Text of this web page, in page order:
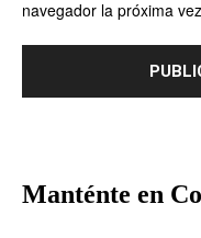
navegador la próxima
Manténte en